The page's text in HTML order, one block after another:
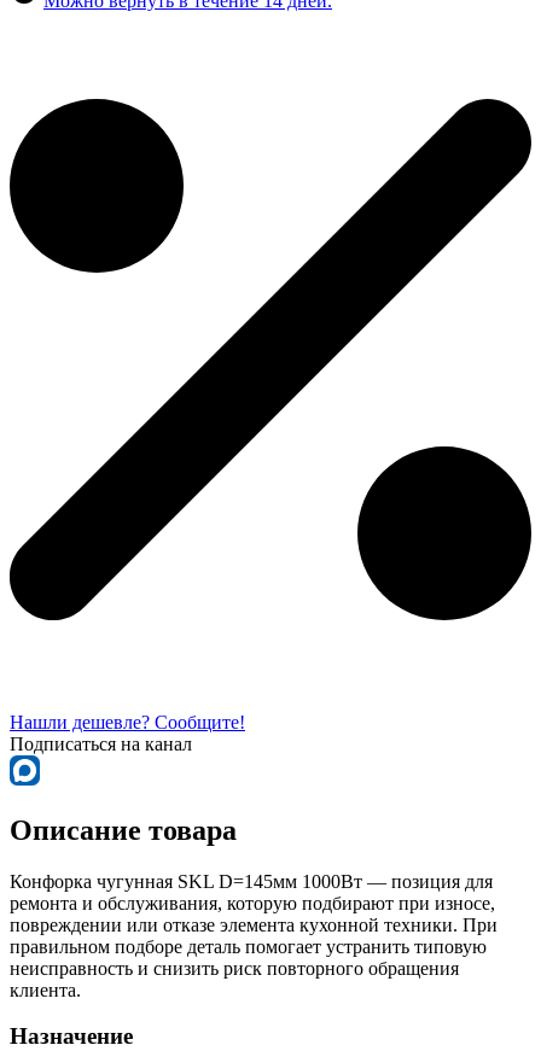
Нашли дешевле? Сообщите!
Подписаться на канал
Описание товара
Конфорка чугунная SKL D=145мм 1000Вт — позиция для
ремонта и обслуживания, которую подбирают при износе,
повреждении или отказе элемента кухонной техники. При
правильном подборе деталь помогает устранить типовую
неисправность и снизить риск повторного обращения
клиента.
Назначение